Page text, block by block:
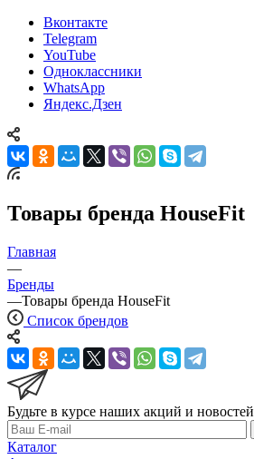
Вконтакте
Telegram
YouTube
Одноклассники
WhatsApp
Яндекс.Дзен
Товары бренда HouseFit
Главная
—
Бренды
—Товары бренда HouseFit
Список брендов
Будьте в курсе наших акций и новостей
Каталог